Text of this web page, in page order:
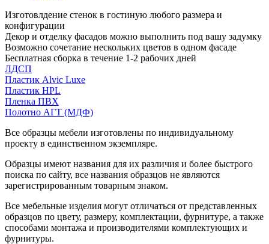
Изготовлдение стенок в гостиную любого размера и
конфигурации
Декор и отделку фасадов можно выполнить под вашу задумку
Возможно сочетание нескольких цветов в одном фасаде
Бесплатная сборка в течение 1-2 рабочих дней
ЛДСП
Пластик Alvic Luxe
Пластик HPL
Пленка ПВХ
Полотно АГТ (МДФ)
Все образцы мебели изготовлены по индивидуальному
проекту в единственном экземпляре.
Образцы имеют названия для их различия и более быстрого
поиска по сайту, все названия образцов не являются
зарегистрированным товарным знаком.
Все мебельные изделия могут отличаться от представленных
образцов по цвету, размеру, комплектации, фурнитуре, а также
способами монтажа и производителями комплектующих и
фурнитуры.